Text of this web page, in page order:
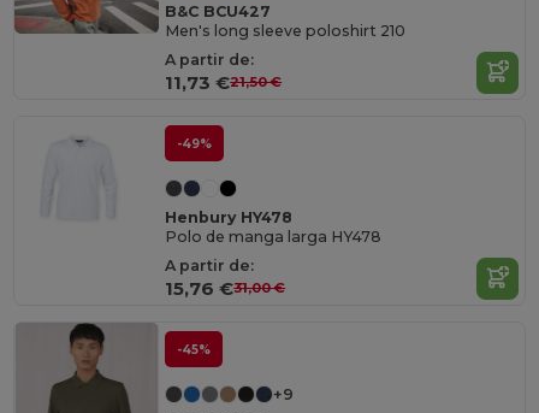
B&C BCU427
Men's long sleeve poloshirt 210
A partir de:
11,73 €21,50 €
-49%
Henbury HY478
Polo de manga larga HY478
A partir de:
15,76 €31,00 €
-45%
+9